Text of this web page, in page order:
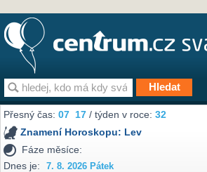
Přesný čas:07 17 / týden v roce:32
Znamení Horoskopu: Lev
Fáze měsíce:
Dnes je:
7. 8. 2026 Pátek